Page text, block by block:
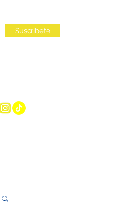
Suscribete